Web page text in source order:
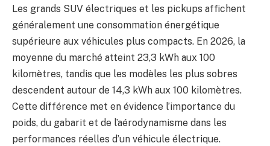
Les grands SUV électriques et les pickups affichent
généralement une consommation énergétique
supérieure aux véhicules plus compacts. En 2026, la
moyenne du marché atteint 23,3 kWh aux 100
kilomètres, tandis que les modèles les plus sobres
descendent autour de 14,3 kWh aux 100 kilomètres.
Cette différence met en évidence l’importance du
poids, du gabarit et de l’aérodynamisme dans les
performances réelles d’un véhicule électrique.